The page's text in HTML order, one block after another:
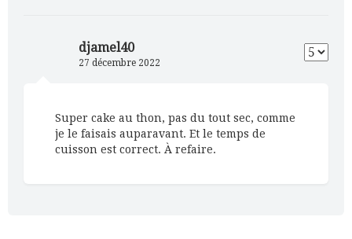
djamel40
27 décembre 2022
Super cake au thon, pas du tout sec, comme
je le faisais auparavant. Et le temps de
cuisson est correct. À refaire.